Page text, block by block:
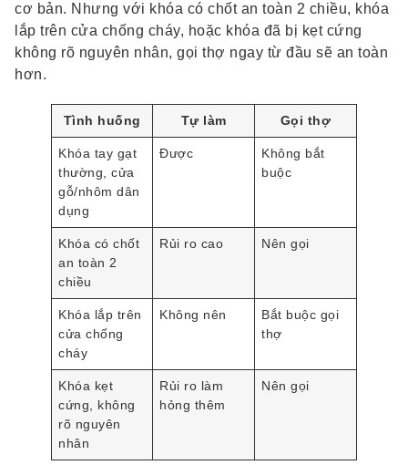
cơ bản. Nhưng với khóa có chốt an toàn 2 chiều, khóa
lắp trên cửa chống cháy, hoặc khóa đã bị kẹt cứng
không rõ nguyên nhân, gọi thợ ngay từ đầu sẽ an toàn
hơn.
Tình huống Tự làm Gọi thợ
Khóa tay gạt
thường, cửa
gỗ/nhôm dân
dụng
Được
Không bắt
buộc
Khóa có chốt
an toàn 2
chiều
Rủi ro cao Nên gọi
Khóa lắp trên
cửa chống
cháy
Không nên
Bắt buộc gọi
thợ
Khóa kẹt
cứng, không
rõ nguyên
nhân
Rủi ro làm
hỏng thêm
Nên gọi